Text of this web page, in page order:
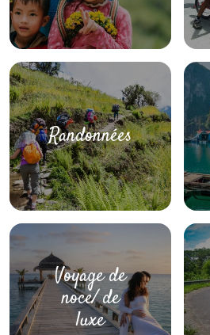
Randonnées
Voyage de
noce/ de
luxe